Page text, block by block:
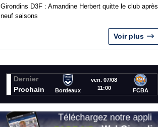
Girondins D3F : Amandine Herbert quitte le club après
neuf saisons
Voir plus
Dernier
Prochain
Bordeaux
ven. 07/08
11:00
FCBA